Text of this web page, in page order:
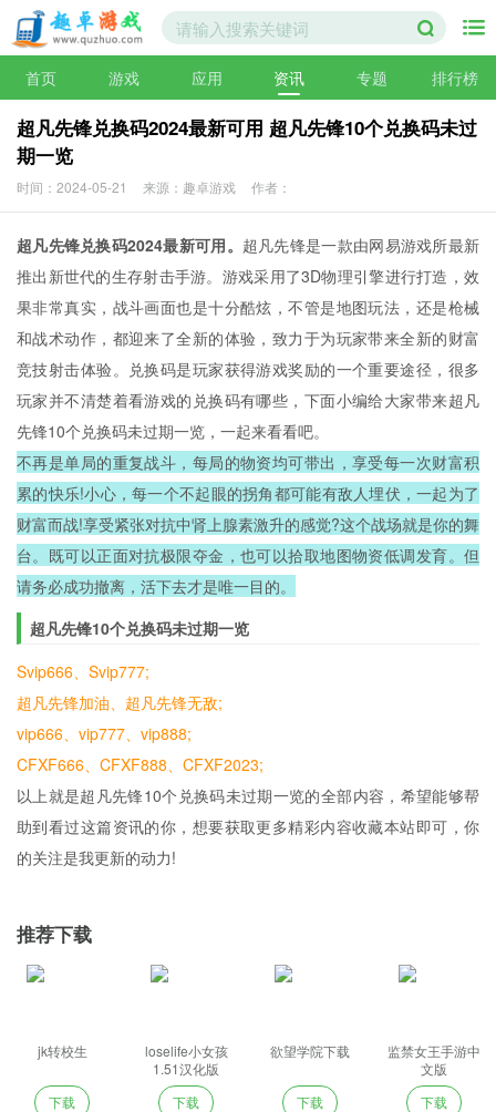
首页 游戏 应用 资讯 专题 排行榜
超凡先锋兑换码2024最新可用 超凡先锋10个兑换码未过
期一览
时间：2024-05-21 来源：趣卓游戏 作者：
超凡先锋兑换码2024最新可用。 超凡先锋是一款由网易游戏所最新
推出新世代的生存射击手游。游戏采用了3D物理引擎进行打造，效
果非常真实，战斗画面也是十分酷炫，不管是地图玩法，还是枪械
和战术动作，都迎来了全新的体验，致力于为玩家带来全新的财富
竞技射击体验。兑换码是玩家获得游戏奖励的一个重要途径，很多
玩家并不清楚着看游戏的兑换码有哪些，下面小编给大家带来超凡
先锋10个兑换码未过期一览，一起来看看吧。
不再是单局的重复战斗，每局的物资均可带出，享受每一次财富积
累的快乐!小心，每一个不起眼的拐角都可能有敌人埋伏，一起为了
财富而战!享受紧张对抗中肾上腺素激升的感觉?这个战场就是你的舞
台。既可以正面对抗极限夺金，也可以拾取地图物资低调发育。但
请务必成功撤离，活下去才是唯一目的。
超凡先锋10个兑换码未过期一览
Svip666、Svip777;
超凡先锋加油、超凡先锋无敌;
vip666、vip777、vip888;
CFXF666、CFXF888、CFXF2023;
以上就是超凡先锋10个兑换码未过期一览的全部内容，希望能够帮
助到看过这篇资讯的你，想要获取更多精彩内容收藏本站即可，你
的关注是我更新的动力!
推荐下载
jk转校生
下载
loselife小女孩
1.51汉化版
下载
欲望学院下载
下载
监禁女王手游中
文版
下载